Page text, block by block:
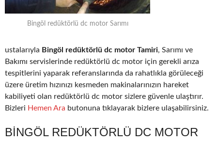
Bingöl redüktörlü dc motor Sarımı
ustalarıyla Bingöl redüktörlü dc motor Tamiri, Sarımı ve
Bakımı servislerinde redüktörlü dc motor için gerekli arıza
tespitlerini yaparak referanslarında da rahatlıkla görüleceği
üzere üretim hızınızı kesmeden makinalarınızın hareket
kabiliyeti olan redüktörlü dc motor sizlere güvenle ulaştırır.
Bizleri Hemen Ara butonuna tıklayarak bizlere ulaşabilirsiniz.
BINGÖL REDÜKTÖRLÜ DC MOTOR